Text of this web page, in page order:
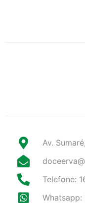
Av.
Telefone:
Whatsapp: